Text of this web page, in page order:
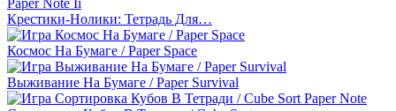
Крестики-Нолики: Тетрадь Для…
Космос На Бумаге / Paper Space
Выживание На Бумаге / Paper Survival